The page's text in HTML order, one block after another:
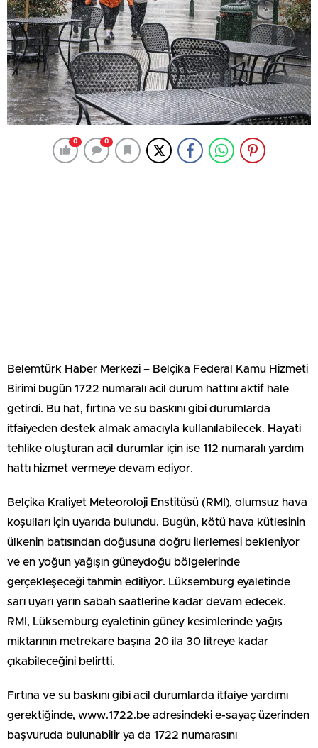
0 0
Belemtürk Haber Merkezi – Belçika Federal Kamu Hizmeti
Birimi bugün 1722 numaralı acil durum hattını aktif hale
getirdi. Bu hat, fırtına ve su baskını gibi durumlarda
itfaiyeden destek almak amacıyla kullanılabilecek. Hayati
tehlike oluşturan acil durumlar için ise 112 numaralı yardım
hattı hizmet vermeye devam ediyor.
Belçika Kraliyet Meteoroloji Enstitüsü (RMI), olumsuz hava
koşulları için uyarıda bulundu. Bugün, kötü hava kütlesinin
ülkenin batısından doğusuna doğru ilerlemesi bekleniyor
ve en yoğun yağışın güneydoğu bölgelerinde
gerçekleşeceği tahmin ediliyor. Lüksemburg eyaletinde
sarı uyarı yarın sabah saatlerine kadar devam edecek.
RMI, Lüksemburg eyaletinin güney kesimlerinde yağış
miktarının metrekare başına 20 ila 30 litreye kadar
çıkabileceğini belirtti.
Fırtına ve su baskını gibi acil durumlarda itfaiye yardımı
gerektiğinde, www.1722.be adresindeki e-sayaç üzerinden
başvuruda bulunabilir ya da 1722 numarasını